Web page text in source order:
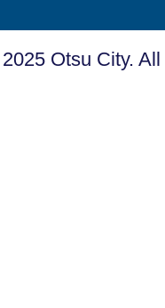
Otsu City.